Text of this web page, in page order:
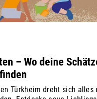
– Wo deine
Türkheim dreht sich alles